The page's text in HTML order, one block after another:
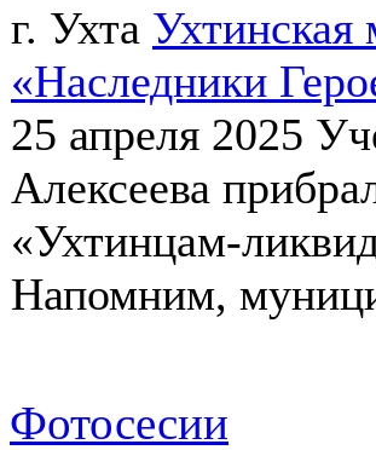
г. Ухта
«Наследники
25 апреля 2025
Алексеева
«Ухтинцам-
Напомним,
Фотосесии